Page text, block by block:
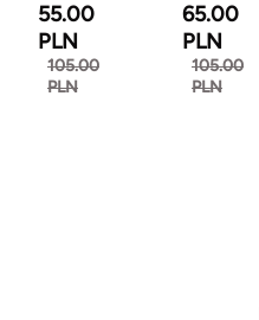
55.00
PLN
105.00
PLN
65.00
PLN
105.00
PLN